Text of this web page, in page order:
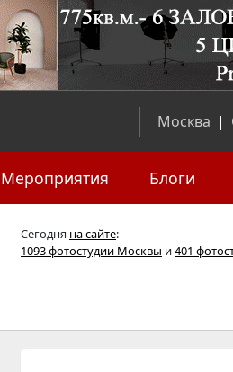
Москва |
Мероприятия Блоги
Сегодня на сайте:
1093 фотостудии Москвы и401